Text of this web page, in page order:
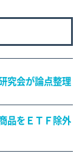
究会が論点整理
品をＥＴＦ除外